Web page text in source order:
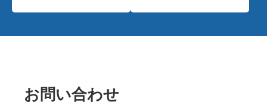
お問い合わせ